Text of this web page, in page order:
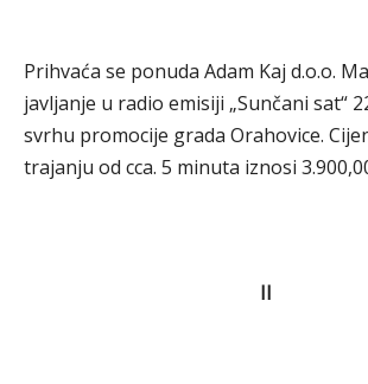
Prihvaća se ponuda Adam Kaj d.o.o.
javljanje u radio emisiji „Sunčani sat“
svrhu promocije grada Orahovice.
trajanju od cca. 5 minuta iznosi
II